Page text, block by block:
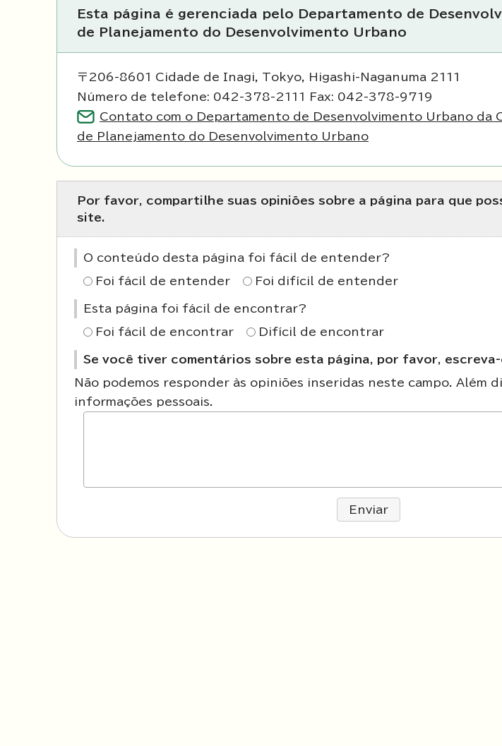
Esta página é gerenciada pelo Departamento de
de Planejamento do Desenvolvimento Urbano
〒206-8601 Cidade de Inagi, Tokyo, Higashi-Naganuma 2111
Número de telefone: 042-378-2111 Fax: 042-378-9719
Contato com o Departamento de Desenvolvimento Urbano da
de Planejamento do Desenvolvimento Urbano
Por favor, compartilhe suas opiniões sobre a página para que
site.
O conteúdo desta página foi fácil de entender?
Foi fácil de entender Foi difícil de entender
Esta página foi fácil de encontrar?
Foi fácil de encontrar Difícil de encontrar
Se você tiver comentários sobre esta página, por favor, escreva-
Não podemos responder às opiniões inseridas neste campo. Além
informações pessoais.
Enviar